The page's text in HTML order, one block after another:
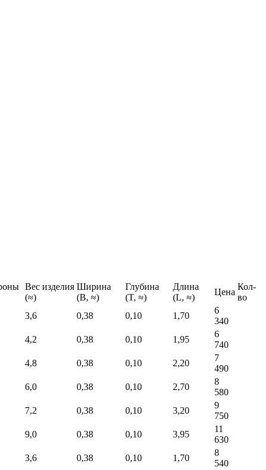
Вес изделия
(≈)
Ширина
(B, ≈)
Глубина
(T, ≈)
Длина
(L, ≈)
Цена
Кол-
во
3,6
0,38 0,10 1,70
6
340
4,2
0,38 0,10 1,95
6
740
4,8
0,38 0,10 2,20
7
490
6,0
0,38 0,10 2,70
8
580
7,2
0,38 0,10 3,20
9
750
9,0
0,38 0,10 3,95
11
630
3,6
0,38 0,10 1,70
8
540